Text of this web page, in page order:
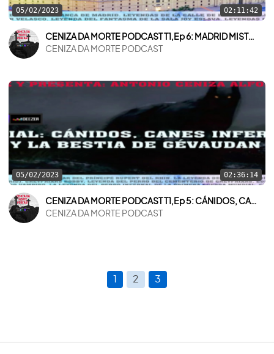
05/02/2023 02:11:42
CENIZA DA MORTE PODCAST T1,Ep 6: MADRID MISTERIOSO Y DE LEYENDA
CENIZA DA MORTE PODCAST
05/02/2023 02:36:14
CENIZA DA MORTE PODCAST T1,Ep 5: CÁNIDOS, CANES INFERNALES Y LA BESTIA DE GÉVAUDAN
CENIZA DA MORTE PODCAST
1 2 3